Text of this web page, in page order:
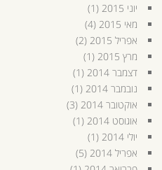
יוני 2015
(1)
מאי 2015
(4)
אפריל 2015
(2)
מרץ 2015
(1)
דצמבר 2014
(1)
נובמבר 2014
(1)
אוקטובר 2014
(3)
אוגוסט 2014
(1)
יולי 2014
(1)
אפריל 2014
(5)